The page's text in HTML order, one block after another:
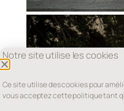
Notre site utilise les cookies
Ce site utilise des cookies pour
vous acceptez cette politique tant